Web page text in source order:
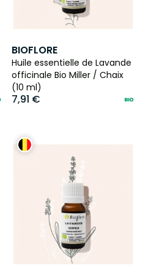
BIOFLORE
Huile essentielle de Lavande
officinale Bio Miller / Chaix
(10 ml)
7,91 €